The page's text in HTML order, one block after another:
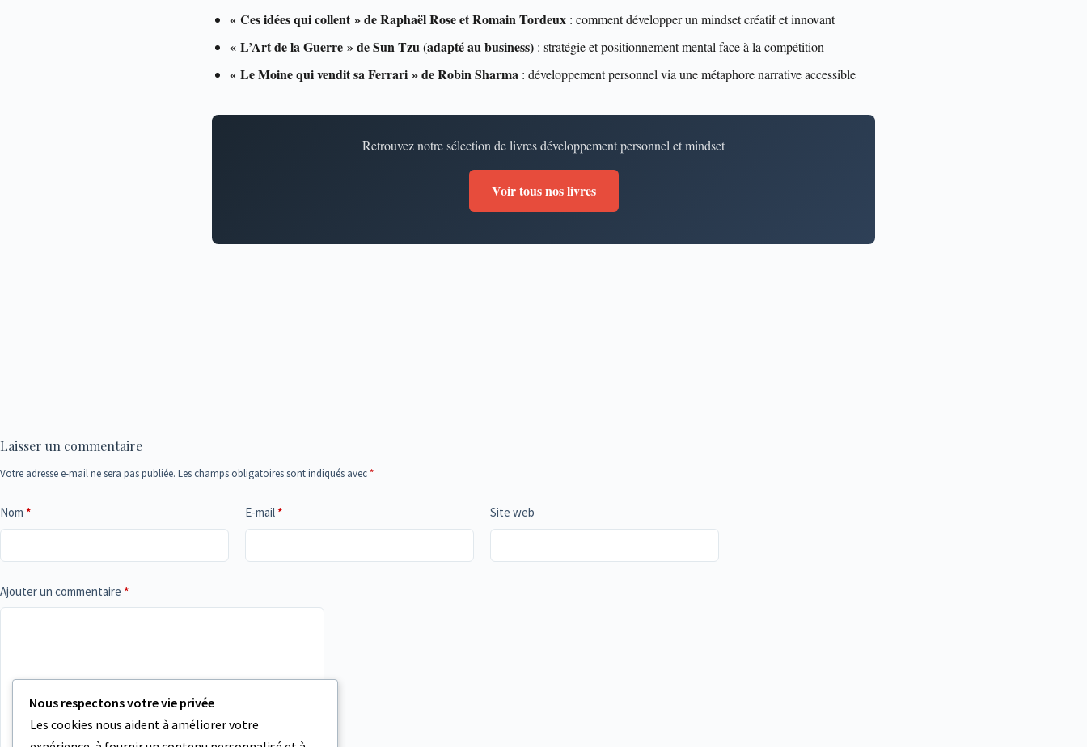
« Ces idées qui collent » de Raphaël Rose et Romain Tordeux : comment développer un mindset créatif et innovant
« L’Art de la Guerre » de Sun Tzu (adapté au business) : stratégie et positionnement mental face à la compétition
« Le Moine qui vendit sa Ferrari » de Robin Sharma : développement personnel via une métaphore narrative accessible
Retrouvez notre sélection de livres développement personnel et mindset
Voir tous nos livres
Laisser un commentaire
Votre adresse e-mail ne sera pas publiée. Les champs obligatoires sont indiqués avec*
Nom * E-mail* Site web
Ajouter un commentaire *
Nous respectons votre vie privée
Les cookies nous aident à améliorer votre